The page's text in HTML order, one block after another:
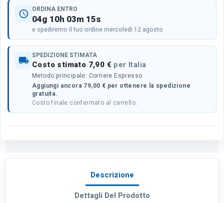
schedule ORDINA ENTRO
04g 10h 03m 15s
e spediremo il tuo ordine mercoledi 12 agosto
local_shipping SPEDIZIONE STIMATA
Costo stimato 7,90 € per Italia
Metodo principale: Corriere Espresso
Aggiungi ancora 79,00 € per ottenere la spedizione
gratuita.
Costo finale confermato al carrello.
Descrizione
Dettagli Del Prodotto